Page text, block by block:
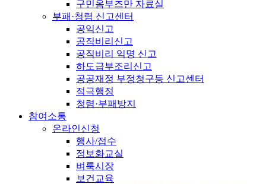
구민옴부즈만 자료실
부패·청렴 신고센터
공익신고
공직비리신고
공직비리 익명 신고
하도급부조리신고
공공재정 부정청구등 신고센터
적극행정
청렴·부패방지
참여소통
온라인신청
행사/접수
정보화교실
벼룩시장
보건교육